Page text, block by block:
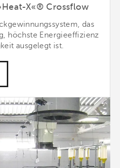
X«® Crossflow
das
höchste Energieeffizienz
ausgelegt ist.